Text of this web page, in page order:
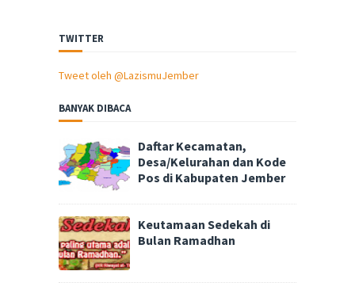
TWITTER
Tweet oleh @LazismuJember
BANYAK DIBACA
Daftar Kecamatan,
Desa/Kelurahan dan Kode
Pos di Kabupaten Jember
Keutamaan Sedekah di
Bulan Ramadhan